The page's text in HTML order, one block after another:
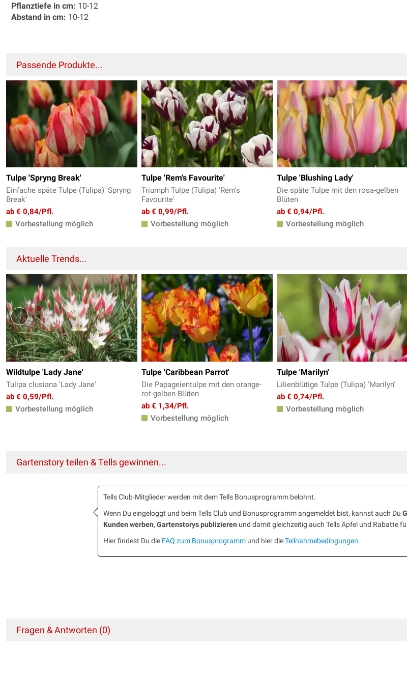
Pflanztiefe in cm: 10-12
Abstand in cm: 10-12
Passende Produkte...
Tulpe 'Spryng Break'
Einfache späte Tulpe (Tulipa) 'Spryng
Break'
ab € 0,84/Pfl.
Vorbestellung möglich
Tulpe 'Rem's Favourite'
Triumph Tulpe (Tulipa) 'Rem's
Favourite'
ab € 0,99/Pfl.
Vorbestellung möglich
Tulpe 'Blushing Lady'
Die späte Tulpe mit den rosa-gelben
Blüten
ab € 0,94/Pfl.
Vorbestellung möglich
Aktuelle Trends...
Wildtulpe 'Lady Jane'
Tulipa clusiana 'Lady Jane'
ab € 0,59/Pfl.
Vorbestellung möglich
Tulpe 'Caribbean Parrot'
Die Papageientulpe mit den orange-
rot-gelben Blüten
ab € 1,34/Pfl.
Vorbestellung möglich
Tulpe 'Marilyn'
Lilienblütige Tulpe (Tulipa) 'Marilyn'
ab € 0,74/Pfl.
Vorbestellung möglich
Gartenstory teilen & Tells gewinnen...
Tells Club-Mitglieder werden mit dem Tells Bonusprogramm belohnt.
Wenn Du eingeloggt und beim Tells Club und Bonusprogramm angemeldet bist, kannst auch Du
Kunden werben, Gartenstorys publizieren und damit gleichzeitig auch Tells Äpfel und Rabatte
Hier findest Du die FAQ zum Bonusprogramm und hier dieTeilnahmebedingungen.
Fragen & Antworten (0)